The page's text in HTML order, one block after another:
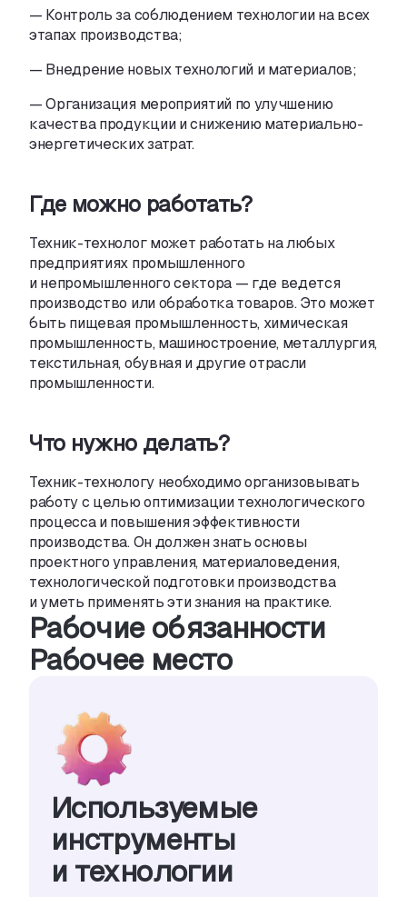
— Контроль за соблюдением технологии на всех
этапах производства;
— Внедрение новых технологий и материалов;
— Организация мероприятий по улучшению
качества продукции и снижению материально-
энергетическихзатрат.
Где можно работать?
Техник-технологможет работать на любых
предприятиях промышленного
и непромышленного сектора — где ведется
производство или обработка товаров. Это может
быть пищевая промышленность, химическая
промышленность, машиностроение, металлургия,
текстильная, обувная и другие отрасли
промышленности.
Что нужно делать?
Техник-технологунеобходимо организовывать
работу с целью оптимизации технологического
процесса и повышения эффективности
производства. Он должен знать основы
проектного управления, материаловедения,
технологической подготовки производства
и уметь применять эти знания на практике.
Рабочие обязанности
Рабочее место
Используемые
инструменты
и технологии